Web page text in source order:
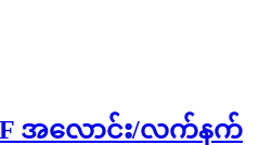
အလောင်း/လက်နက်